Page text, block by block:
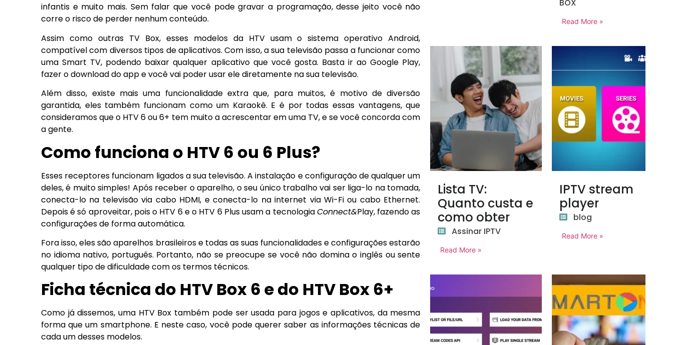
infantis e muito mais. Sem falar que você pode gravar a programação, desse jeito você não
corre o risco de perder nenhum conteúdo.
Assim como outras TV Box, esses modelos da HTV usam o sistema operativo Android,
compatível com diversos tipos de aplicativos. Com isso, a sua televisão passa a funcionar como
uma Smart TV, podendo baixar qualquer aplicativo que você gosta. Basta ir ao Google Play,
fazer o download do app e você vai poder usar ele diretamente na sua televisão.
Além disso, existe mais uma funcionalidade extra que, para muitos, é motivo de diversão
garantida, eles também funcionam como um Karaokê. E é por todas essas vantagens, que
consideramos que o HTV 6 ou 6+ tem muito a acrescentar em uma TV, e se você concorda com
a gente.
Como funciona o HTV 6 ou 6 Plus?
Esses receptores funcionam ligados a sua televisão. A instalação e configuração de qualquer um
deles, é muito simples! Após receber o aparelho, o seu único trabalho vai ser liga-lo na tomada,
conecta-lo na televisão via cabo HDMI, e conecta-lo na internet via Wi-Fi ou cabo Ethernet.
Depois é só aproveitar, pois o HTV 6 e o HTV 6 Plus usam a tecnologiaConnect&Play, fazendo as
configurações de forma automática.
Fora isso, eles são aparelhos brasileiros e todas as suas funcionalidades e configurações estarão
no idioma nativo, português. Portanto, não se preocupe se você não domina o inglês ou sente
qualquer tipo de dificuldade com os termos técnicos.
Ficha técnica do HTV Box 6 e do HTV Box 6+
Como já dissemos, uma HTV Box também pode ser usada para jogos e aplicativos, da mesma
forma que um smartphone. E neste caso, você pode querer saber as informações técnicas de
cada um desses modelos.
BOX
Read More »
Lista TV:
Quanto custa e
como obter
Assinar IPTV
Read More »
IPTV stream
player
blog
Read More »